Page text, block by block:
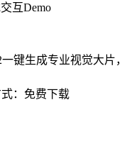
互Demo
键生成专业视觉大片，
：免费下载